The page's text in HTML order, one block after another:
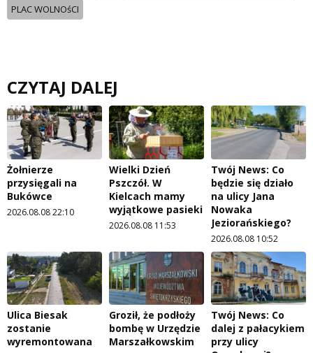
PLAC WOLNOśCI
CZYTAJ DALEJ
Żołnierze
przysięgali na
Bukówce
2026.08.08 22:10
Wielki Dzień
Pszczół. W
Kielcach mamy
wyjątkowe pasieki
2026.08.08 11:53
Twój News: Co
będzie się działo
na ulicy Jana
Nowaka
Jeziorańskiego?
2026.08.08 10:52
Ulica Biesak
zostanie
wyremontowana
Groził, że podłoży
bombę w Urzędzie
Marszałkowskim
Twój News: Co
dalej z pałacykiem
przy ulicy